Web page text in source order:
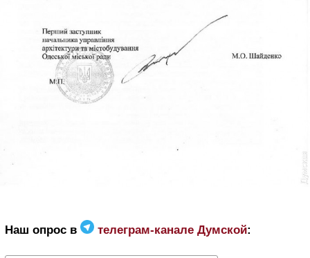
Наш опрос в телеграм-канале Думской: